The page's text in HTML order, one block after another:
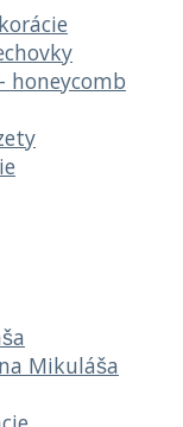
honeycomb
Mikuláša